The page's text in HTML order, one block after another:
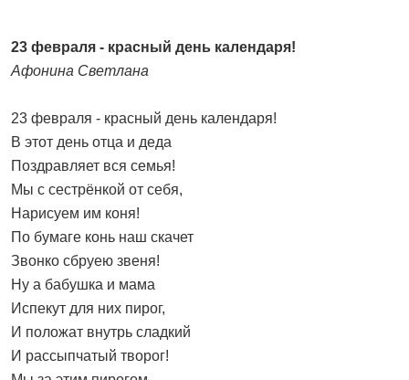
23 февраля - красный день календаря!
Афонина Светлана
23 февраля - красный день календаря!
В этот день отца и деда
Поздравляет вся семья!
Мы с сестрёнкой от себя,
Нарисуем им коня!
По бумаге конь наш скачет
Звонко сбруею звеня!
Ну а бабушка и мама
Испекут для них пирог,
И положат внутрь сладкий
И рассыпчатый творог!